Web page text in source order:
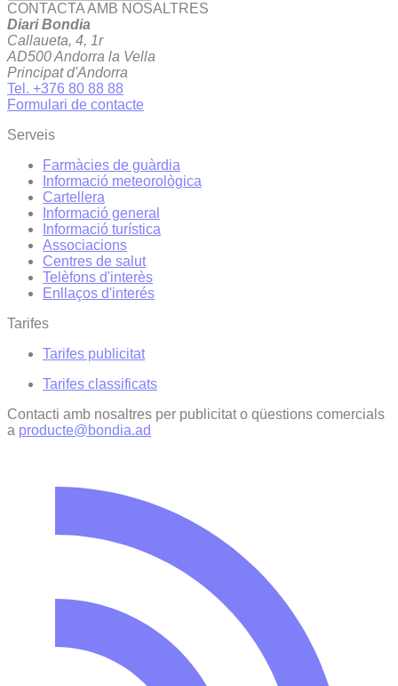
CONTACTA AMB NOSALTRES
Diari Bondia
Callaueta, 4, 1r
AD500 Andorra la Vella
Principat d'Andorra
Tel. +376 80 88 88
Formulari de contacte
Serveis
Farmàcies de guàrdia
Informació meteorològica
Cartellera
Informació general
Informació turística
Associacions
Centres de salut
Telèfons d'interès
Enllaços d'interés
Tarifes
Tarifes publicitat
Tarifes classificats
Contacti amb nosaltres per publicitat o qüestions comercials
a producte@bondia.ad